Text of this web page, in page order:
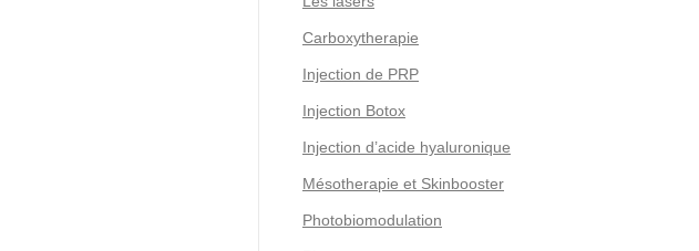
Carboxytherapie
Injection de PRP
Injection Botox
Injection d’acide hyaluronique
Mésotherapie et Skinbooster
Photobiomodulation